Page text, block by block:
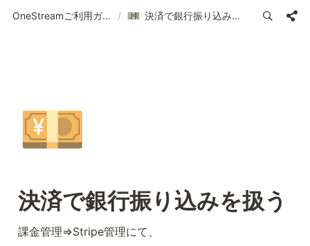
OneStreamご利用ガイド | 使い方の案内 / 決済で銀行振り込みを扱う
💴
決済で銀行振り込みを扱う
課金管理⇒Stripe管理にて、